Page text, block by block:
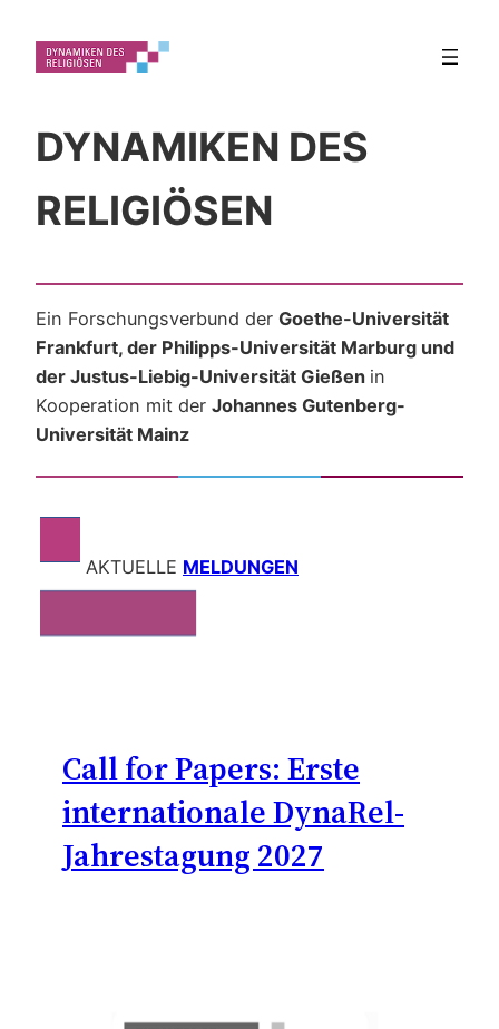
DYNAMIKEN DES
RELIGIÖSEN
Ein Forschungsverbund der Goethe-Universität
Frankfurt, der Philipps-Universität Marburg und
der Justus-Liebig-Universität Gießen in
Kooperation mit der Johannes Gutenberg-
Universität Mainz
AKTUELLE MELDUNGEN
Call for Papers: Erste
internationale DynaRel-
Jahrestagung 2027